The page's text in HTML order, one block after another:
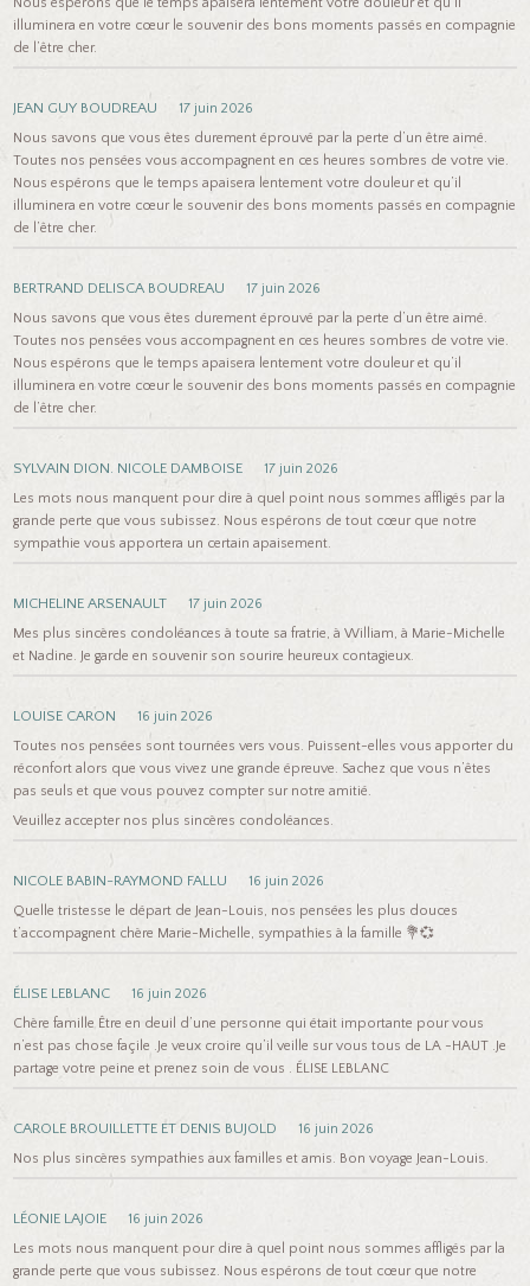
illuminera en votre cœur le souvenir des bons moments passés en compagnie
de l’être cher.
JEAN GUY BOUDREAU
17 juin 2026
Nous savons que vous êtes durement éprouvé par la perte d’un être aimé.
Toutes nos pensées vous accompagnent en ces heures sombres de votre vie.
Nous espérons que le temps apaisera lentement votre douleur et qu’il
illuminera en votre cœur le souvenir des bons moments passés en compagnie
de l’être cher.
BERTRAND DELISCA BOUDREAU
17 juin 2026
Nous savons que vous êtes durement éprouvé par la perte d’un être aimé.
Toutes nos pensées vous accompagnent en ces heures sombres de votre vie.
Nous espérons que le temps apaisera lentement votre douleur et qu’il
illuminera en votre cœur le souvenir des bons moments passés en compagnie
de l’être cher.
SYLVAIN DION. NICOLE DAMBOISE
17 juin 2026
Les mots nous manquent pour dire à quel point nous sommes affligés par la
grande perte que vous subissez. Nous espérons de tout cœur que notre
sympathie vous apportera un certain apaisement.
MICHELINE ARSENAULT
17 juin 2026
Mes plus sincères condoléances à toute sa fratrie, à William, à Marie-Michelle
et Nadine. Je garde en souvenir son sourire heureux contagieux.
LOUISE CARON
16 juin 2026
Toutes nos pensées sont tournées vers vous. Puissent-elles vous apporter du
réconfort alors que vous vivez une grande épreuve. Sachez que vous n’êtes
pas seuls et que vous pouvez compter sur notre amitié.
Veuillez accepter nos plus sincères condoléances.
NICOLE BABIN-RAYMOND FALLU
16 juin 2026
Quelle tristesse le départ de Jean-Louis, nos pensées les plus douces
t’accompagnent chère Marie-Michelle, sympathies à la famille 💐💞
ÉLISE LEBLANC
16 juin 2026
Chère famille Être en deuil d’une personne qui était importante pour vous
n’est pas chose façile .Je veux croire qu’il veille sur vous tous de LA -HAUT .Je
partage votre peine et prenez soin de vous . ÉLISE LEBLANC
CAROLE BROUILLETTE ET DENIS BUJOLD
16 juin 2026
Nos plus sincères sympathies aux familles et amis. Bon voyage Jean-Louis.
LÉONIE LAJOIE
16 juin 2026
Les mots nous manquent pour dire à quel point nous sommes affligés par la
grande perte que vous subissez. Nous espérons de tout cœur que notre